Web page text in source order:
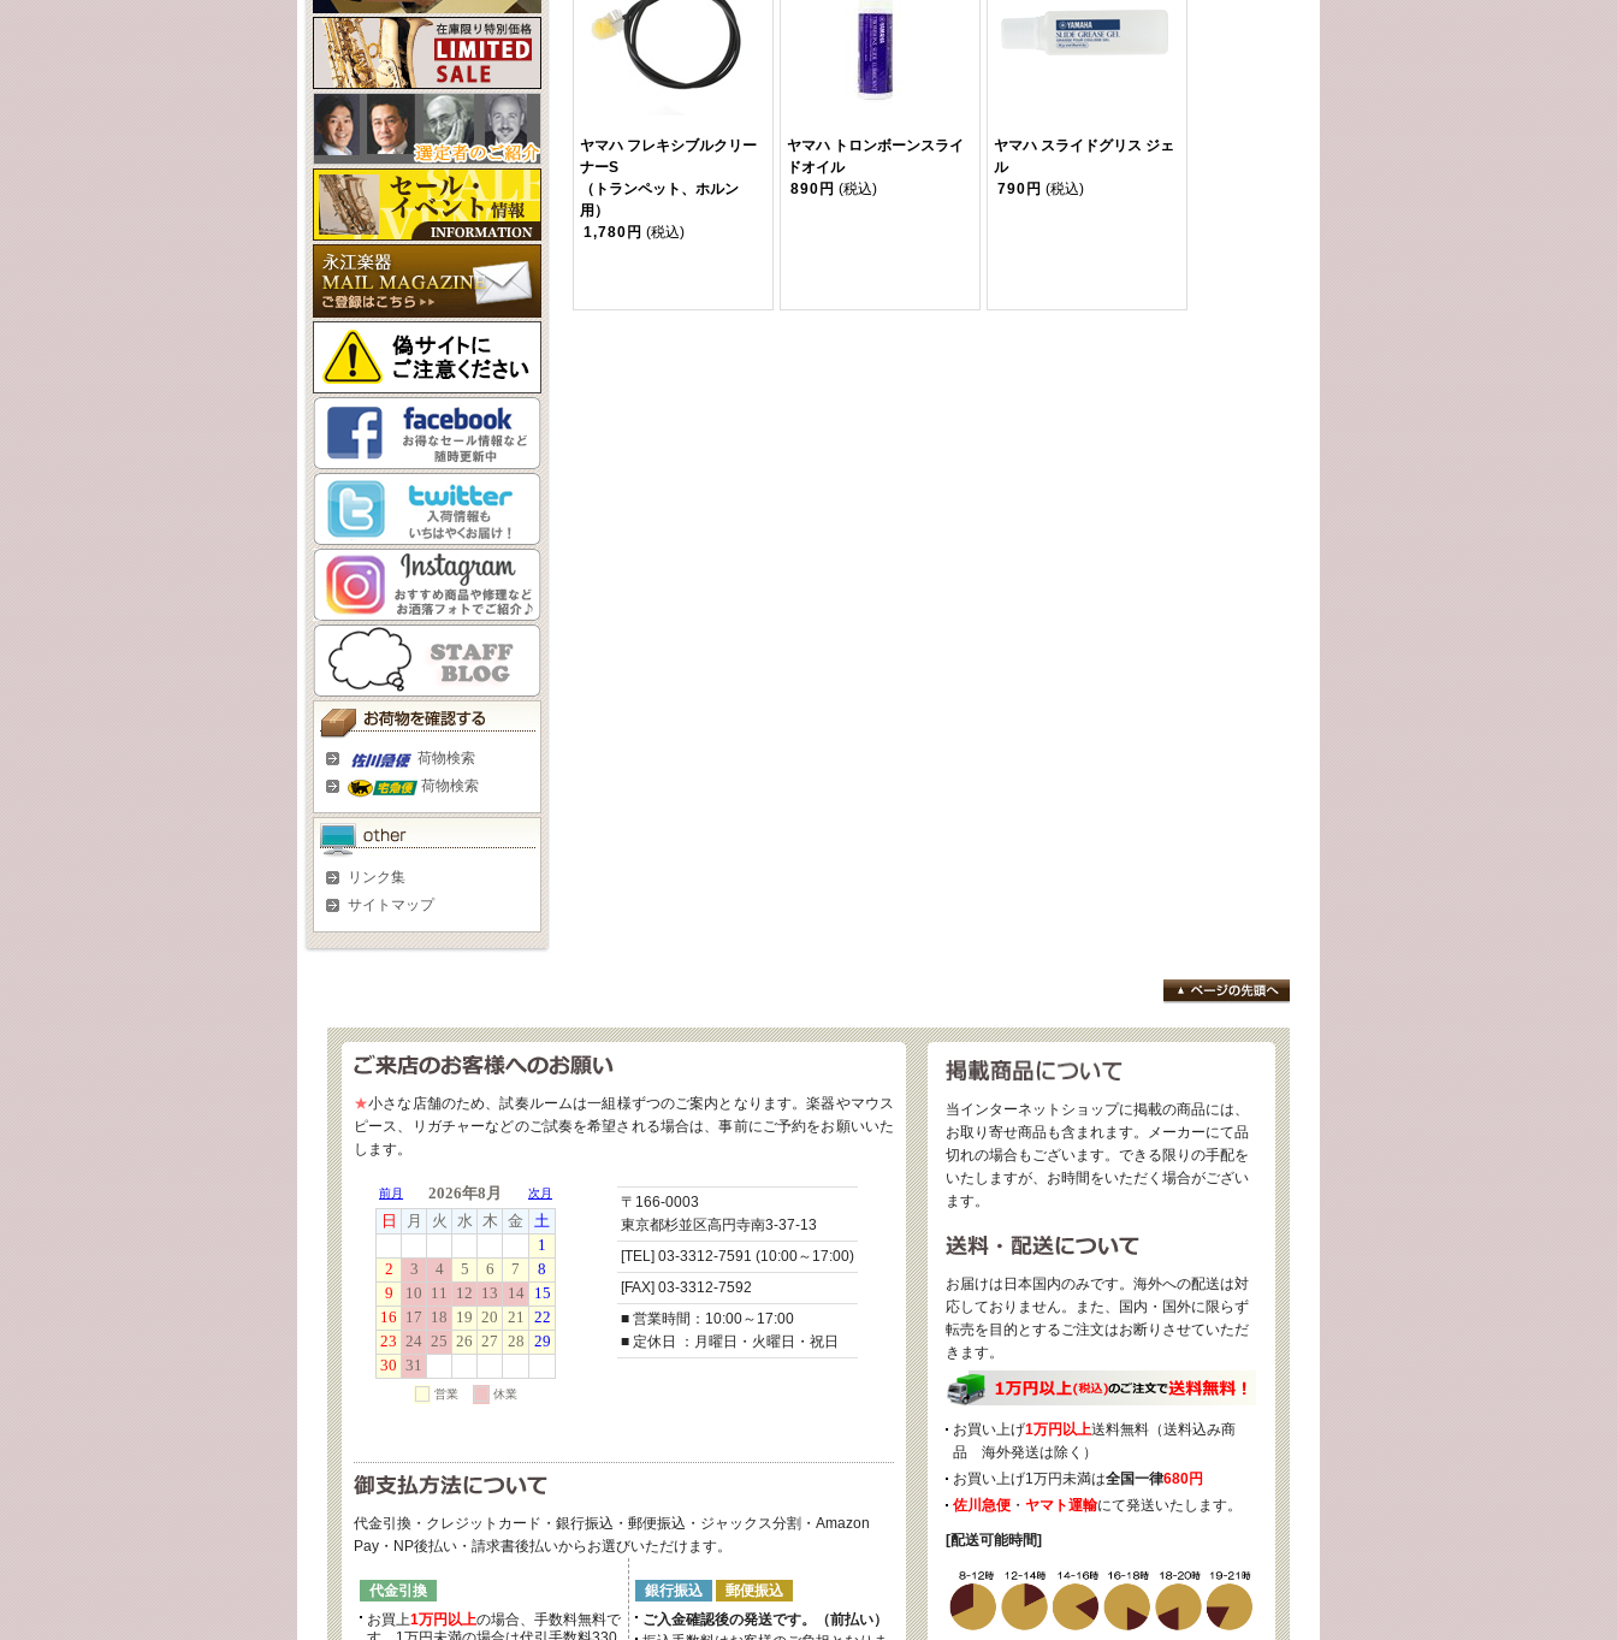
荷物検索
荷物検索
リンク集
サイトマップ
ヤマハ フレキシブルクリー
ナーS
（トランペット、ホルン
用）
1,780円 (税込)
ヤマハ トロンボーンスライ
ドオイル
890円 (税込)
ヤマハ スライドグリス ジェ
ル
790円 (税込)
★小さな店舗のため、試奏ルームは一組様ずつのご案内となります。楽器やマウス
ピース、リガチャーなどのご試奏を希望される場合は、事前にご予約をお願いいた
します。
〒166-0003
東京都杉並区高円寺南3-37-13
[TEL] 03-3312-7591 (10:00～17:00)
[FAX] 03-3312-7592
■ 営業時間：10:00～17:00
■ 定休日 ：月曜日・火曜日・祝日
代金引換・クレジットカード・銀行振込・郵便振込・ジャックス分割・Amazon
Pay・NP後払い・請求書後払いからお選びいただけます。
代金引換
お買上1万円以上の場合、手数料無料で
銀行振込
郵便振込
ご入金確認後の発送です。（前払い）
当インターネットショップに掲載の商品には、
お取り寄せ商品も含まれます。メーカーにて品
切れの場合もございます。できる限りの手配を
いたしますが、お時間をいただく場合がござい
ます。
お届けは日本国内のみです。海外への配送は対
応しておりません。また、国内・国外に限らず
転売を目的とするご注文はお断りさせていただ
きます。
お買い上げ1万円以上送料無料（送料込み商
品 海外発送は除く）
お買い上げ1万円未満は全国一律680円
佐川急便 ・ ヤマト運輸にて発送いたします。
[配送可能時間]